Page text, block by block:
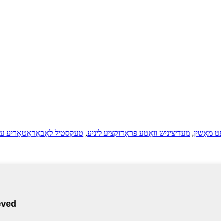
מאַשין, מעדיציניש וואַטע פּראָדוקציע ליניע, טעקסטיל לאַבאָראַטאָריע